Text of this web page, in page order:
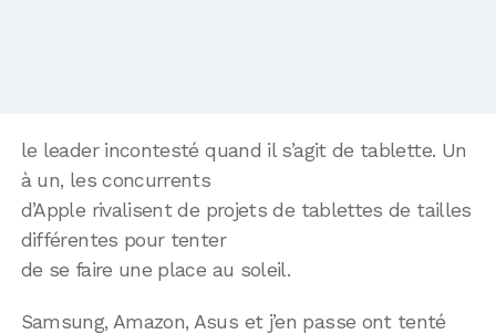
le leader incontesté quand il s’agit de tablette. Un
à un, les concurrents
d’Apple rivalisent de projets de tablettes de tailles
différentes pour tenter
de se faire une place au soleil.
Samsung, Amazon, Asus et j’en passe ont tenté